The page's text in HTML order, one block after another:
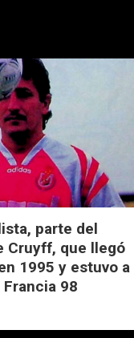
parte del
Cruyff, que llegó
1995 y estuvo a
98